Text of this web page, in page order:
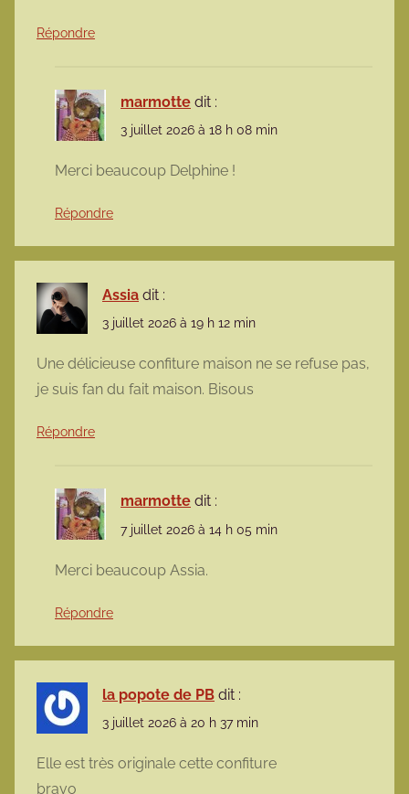
Répondre
marmotte dit :
3 juillet 2026 à 18 h 08 min
Merci beaucoup Delphine !
Répondre
Assia dit :
3 juillet 2026 à 19 h 12 min
Une délicieuse confiture maison ne se refuse pas,
je suis fan du fait maison. Bisous
Répondre
marmotte dit :
7 juillet 2026 à 14 h 05 min
Merci beaucoup Assia.
Répondre
la popote de PB dit :
3 juillet 2026 à 20 h 37 min
Elle est très originale cette confiture
bravo